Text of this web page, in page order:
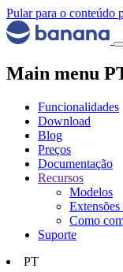
Pular para o conteúdo
Main menu
Funcionalidades
Download
Blog
Preços
Documentação
Recursos
Modelos
Extensões
Como
Suporte
PT